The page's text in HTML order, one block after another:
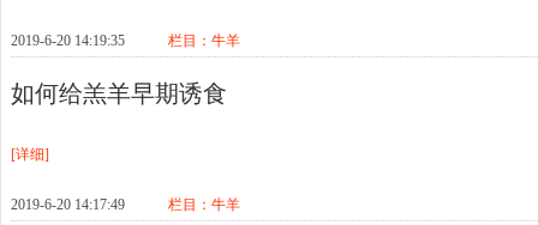
2019-6-20 14:19:35 栏目： 牛羊
如何给羔羊早期诱食
[详细]
2019-6-20 14:17:49 栏目： 牛羊